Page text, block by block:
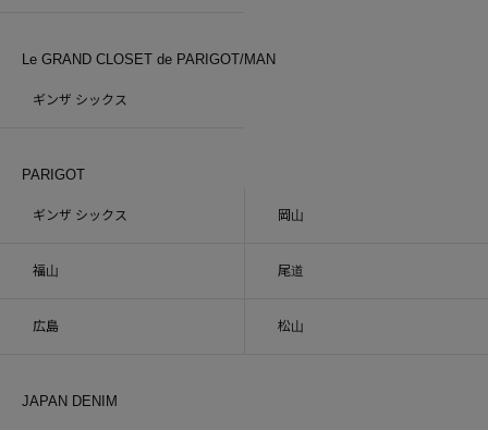
Le GRAND CLOSET de PARIGOT/MAN
ギンザ シックス
PARIGOT
ギンザ シックス 岡山
福山 尾道
広島 松山
JAPAN DENIM